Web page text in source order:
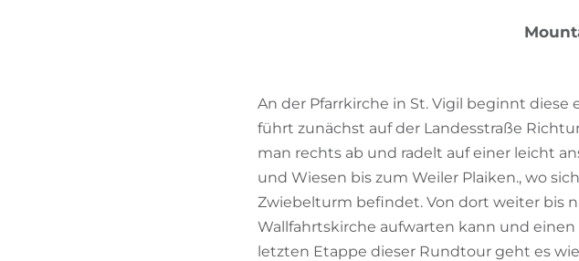
An der Pfarrkirche in St. Vigil beginnt
führt zunächst auf der Landesstraße
man rechts ab und radelt auf einer leicht
und Wiesen bis zum Weiler Plaiken., wo
Zwiebelturm befindet. Von dort weiter bis
Wallfahrtskirche aufwarten kann und
letzten Etappe dieser Rundtour geht es